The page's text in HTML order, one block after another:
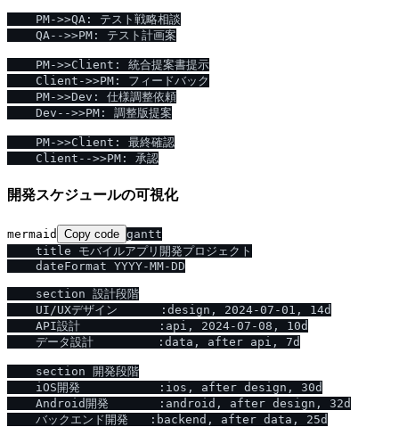
    PM->>QA: テスト戦略相談
    QA-->>PM: テスト計画案
    PM->>Client: 統合提案書提示
    Client->>PM: フィードバック
    PM->>Dev: 仕様調整依頼
    Dev-->>PM: 調整版提案
    PM->>Client: 最終確認
開発スケジュールの可視化
mermaid Copy code gantt
    title モバイルアプリ開発プロジェクト
    dateFormat YYYY-MM-DD
    section 設計段階
    UI/UXデザイン      :design, 2024-07-01, 14d
    API設計           :api, 2024-07-08, 10d
    データ設計         :data, after api, 7d
    section 開発段階
    iOS開発           :ios, after design, 30d
    Android開発       :android, after design, 32d
    バックエンド開発   :backend, after data, 25d